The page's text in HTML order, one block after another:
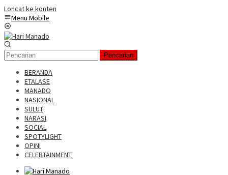
Loncat ke konten
Menu Mobile
Pencarian
BERANDA
ETALASE
MANADO
NASIONAL
SULUT
NARASI
SOCIAL
SPOTYLIGHT
OPINI
CELEBTAINMENT